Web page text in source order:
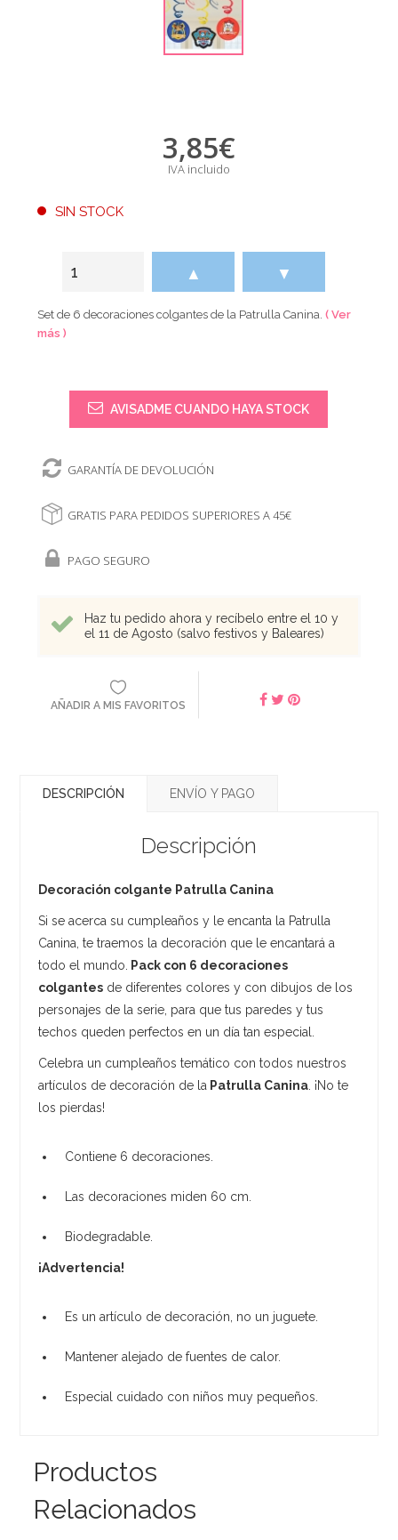
3,85€
IVA incluido
SIN STOCK
▲ ▼
Set de 6 decoraciones colgantes de la Patrulla Canina.( Ver
más )
AVISADME CUANDO HAYA STOCK
GARANTÍA DE DEVOLUCIÓN
GRATIS PARA PEDIDOS SUPERIORES A 45€
PAGO SEGURO
Haz tu pedido ahora y recíbelo entre el 10 y
el 11 de Agosto (salvo festivos y Baleares)
AÑADIR A MIS FAVORITOS
DESCRIPCIÓN ENVÍO Y PAGO
Descripción
Decoración colgante Patrulla Canina
Si se acerca su cumpleaños y le encanta la Patrulla
Canina, te traemos la decoración que le encantará a
todo el mundo.
Pack con 6 decoraciones
colgantes de diferentes colores y con dibujos de los
personajes de la serie, para que tus paredes y tus
techos queden perfectos en un día tan especial.
Celebra un cumpleaños temático con todos nuestros
artículos de decoración de la Patrulla Canina . ¡No te
los pierdas!
Contiene 6 decoraciones.
Las decoraciones miden 60 cm.
Biodegradable.
¡Advertencia!
Es un artículo de decoración, no un juguete.
Mantener alejado de fuentes de calor.
Especial cuidado con niños muy pequeños.
Productos
Relacionados